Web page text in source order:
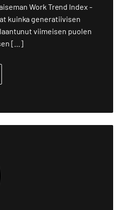
Work Trend Index -
kuinka generatiivisen
viimeisen puolen
[…]